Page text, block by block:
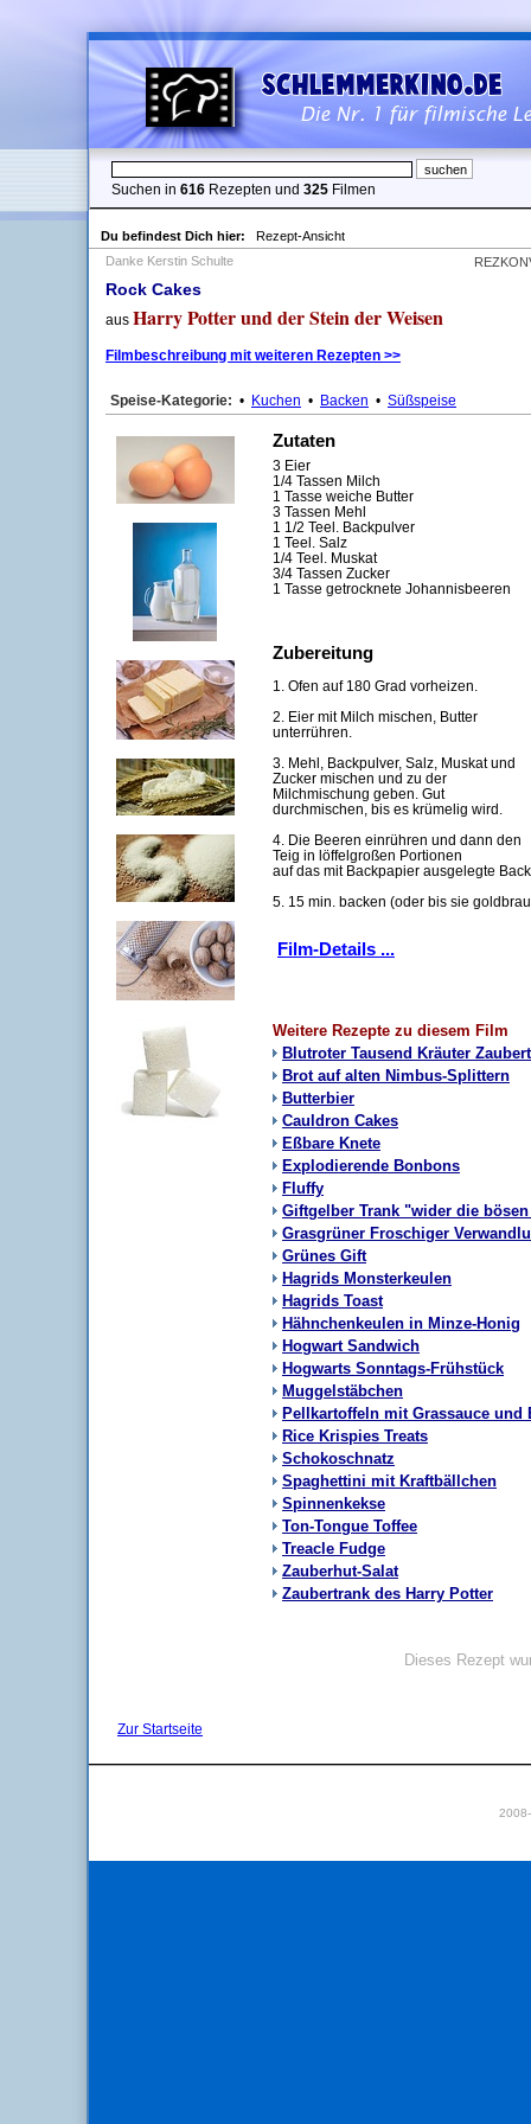
Suchen in 616 Rezepten und 325 Filmen
Du befindest Dich hier:
Rezept-Ansicht
Danke Kerstin Schulte
Rock Cakes
aus Harry Potter und der Stein der Weisen
Filmbeschreibung mit weiteren Rezepten >>
Speise-Kategorie: • Kuchen • Backen • Süßspeise
Zutaten
3 Eier
1/4 Tassen Milch
1 Tasse weiche Butter
3 Tassen Mehl
1 1/2 Teel. Backpulver
1 Teel. Salz
1/4 Teel. Muskat
3/4 Tassen Zucker
1 Tasse getrocknete Johannisbeeren
Zubereitung
1. Ofen auf 180 Grad vorheizen.
2. Eier mit Milch mischen, Butter
unterrühren.
3. Mehl, Backpulver, Salz, Muskat und
Zucker mischen und zu der
Milchmischung geben. Gut
durchmischen, bis es krümelig wird.
4. Die Beeren einrühren und dann den
Teig in löffelgroßen Portionen
auf das mit Backpapier ausgelegte
5. 15 min. backen (oder bis sie
Film-Details ...
Weitere Rezepte zu diesem Film
Blutroter Tausend Kräuter
Brot auf alten Nimbus-Splittern
Butterbier
Cauldron Cakes
Eßbare Knete
Explodierende Bonbons
Fluffy
Giftgelber Trank "wider die
Grasgrüner Froschiger
Grünes Gift
Hagrids Monsterkeulen
Hagrids Toast
Hähnchenkeulen in Minze-Honig
Hogwart Sandwich
Hogwarts Sonntags-Frühstück
Muggelstäbchen
Pellkartoffeln mit Grassauce und
Rice Krispies Treats
Schokoschnatz
Spaghettini mit Kraftbällchen
Spinnenkekse
Ton-Tongue Toffee
Treacle Fudge
Zauberhut-Salat
Zaubertrank des Harry Potter
Dieses Rezept
Zur Startseite